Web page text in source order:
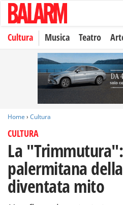
Cultura Musica Teatro
Home › Cultura
CULTURA
La
palermitana
diventata mito